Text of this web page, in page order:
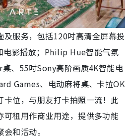
及服务，包括120吋高清全屏幕投
电影播放；Philip Hue智能气氛
、55吋Sony高阶画质4K智能电
Games、电动麻将桌、卡拉OK
位，与朋友打卡拍照一流！ 此
可租用作商业用途，提供多功能
和活动。